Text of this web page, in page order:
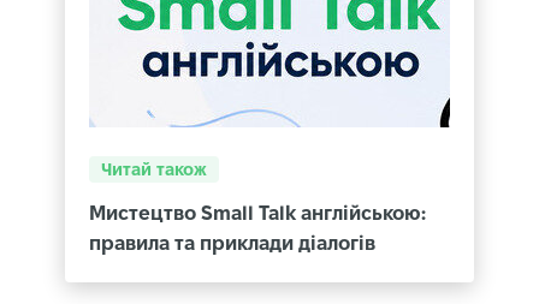
Читай також
Мистецтво Small Talk англійською:
правила та приклади діалогів